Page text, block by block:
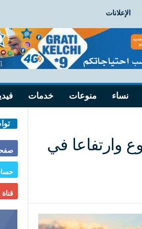
الإعلانات
نساء منوعات خدمات
وارتفاعا في